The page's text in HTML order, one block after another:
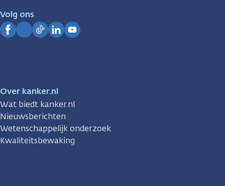
Volg ons
Over kanker.nl
Wat biedt kanker.nl
Nieuwsberichten
Wetenschappelijk onderzoek
Kwaliteitsbewaking